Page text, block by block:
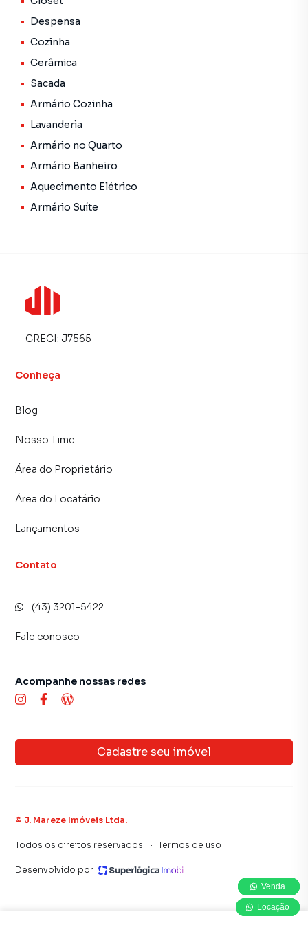
Despensa
Cozinha
Cerâmica
Sacada
Armário Cozinha
Lavanderia
Armário no Quarto
Armário Banheiro
Aquecimento Elétrico
Armário Suíte
CRECI: J7565
Conheça
Blog
Nosso Time
Área do Proprietário
Área do Locatário
Lançamentos
Contato
(43) 3201-5422
Fale conosco
Cadastre seu imóvel
Acompanhe nossas redes
© J. Mareze Imóveis Ltda.
Todos os direitos reservados. · Termos de uso ·
Desenvolvido por
Venda
Locação
Venda
Locação
Venda
Locação